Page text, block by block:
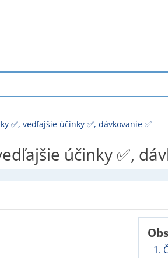
✅, vedľajšie účinky ✅, dávkovanie ✅
účinky ✅,
1.